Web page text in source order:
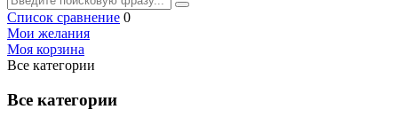
Список сравнение 0
Мои желания
Моя корзина
Все категории
Все категории